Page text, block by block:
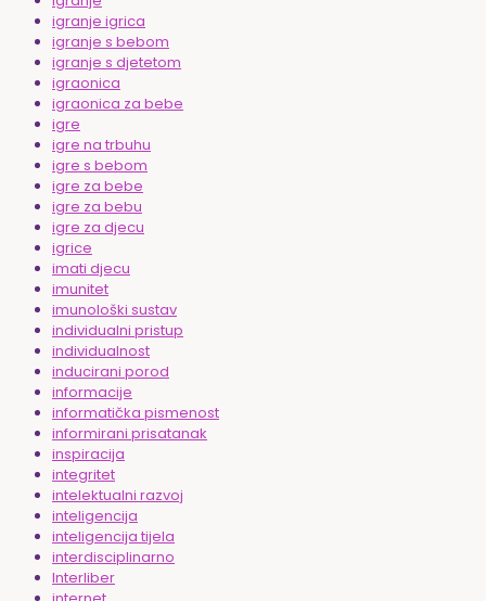
igranje igrica
igranje s bebom
igranje s djetetom
igraonica
igraonica za bebe
igre
igre na trbuhu
igre s bebom
igre za bebe
igre za bebu
igre za djecu
igrice
imati djecu
imunitet
imunološki sustav
individualni pristup
individualnost
inducirani porod
informacije
informatička pismenost
informirani prisatanak
inspiracija
integritet
intelektualni razvoj
inteligencija
inteligencija tijela
interdisciplinarno
Interliber